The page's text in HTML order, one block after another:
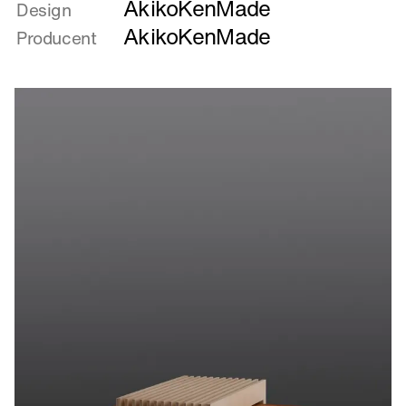
om
Kvartet
Design AkikoKenMade
Producent AkikoKenMade